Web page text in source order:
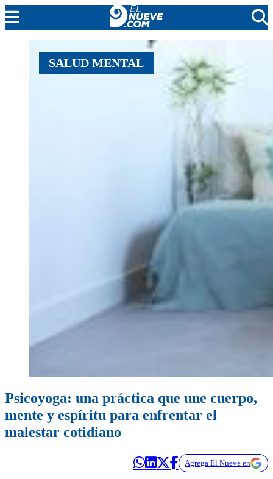
MENDOZA
CADA DÍA
SALUD MENTAL
Psicoyoga: una práctica que une cuerpo,
mente y espíritu para enfrentar el
malestar cotidiano
Agrega El Nueve en